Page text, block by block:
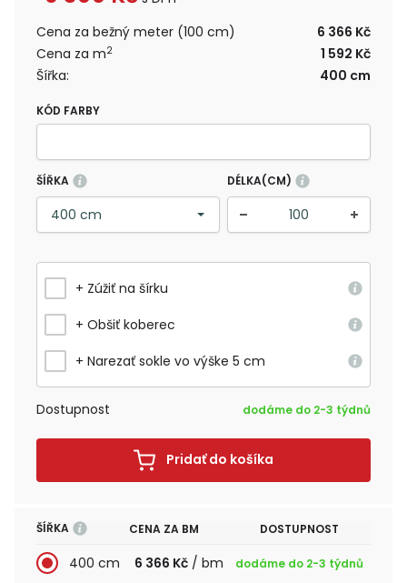
Cena za bežný meter (100 cm)
6 366 Kč
Cena za m2
1 592 Kč
Šířka:
400 cm
KÓD FARBY
ŠÍŘKA DÉLKA(CM)
+ Zúžiť na šírku
+ Obšiť koberec
+ Narezať sokle vo výške 5 cm
Dostupnost dodáme do 2-3 týdnů
Pridať do košíka
ŠÍŘKA CENA ZA BM DOSTUPNOST
400 cm 6 366 Kč/ bm dodáme do 2-3 týdnů